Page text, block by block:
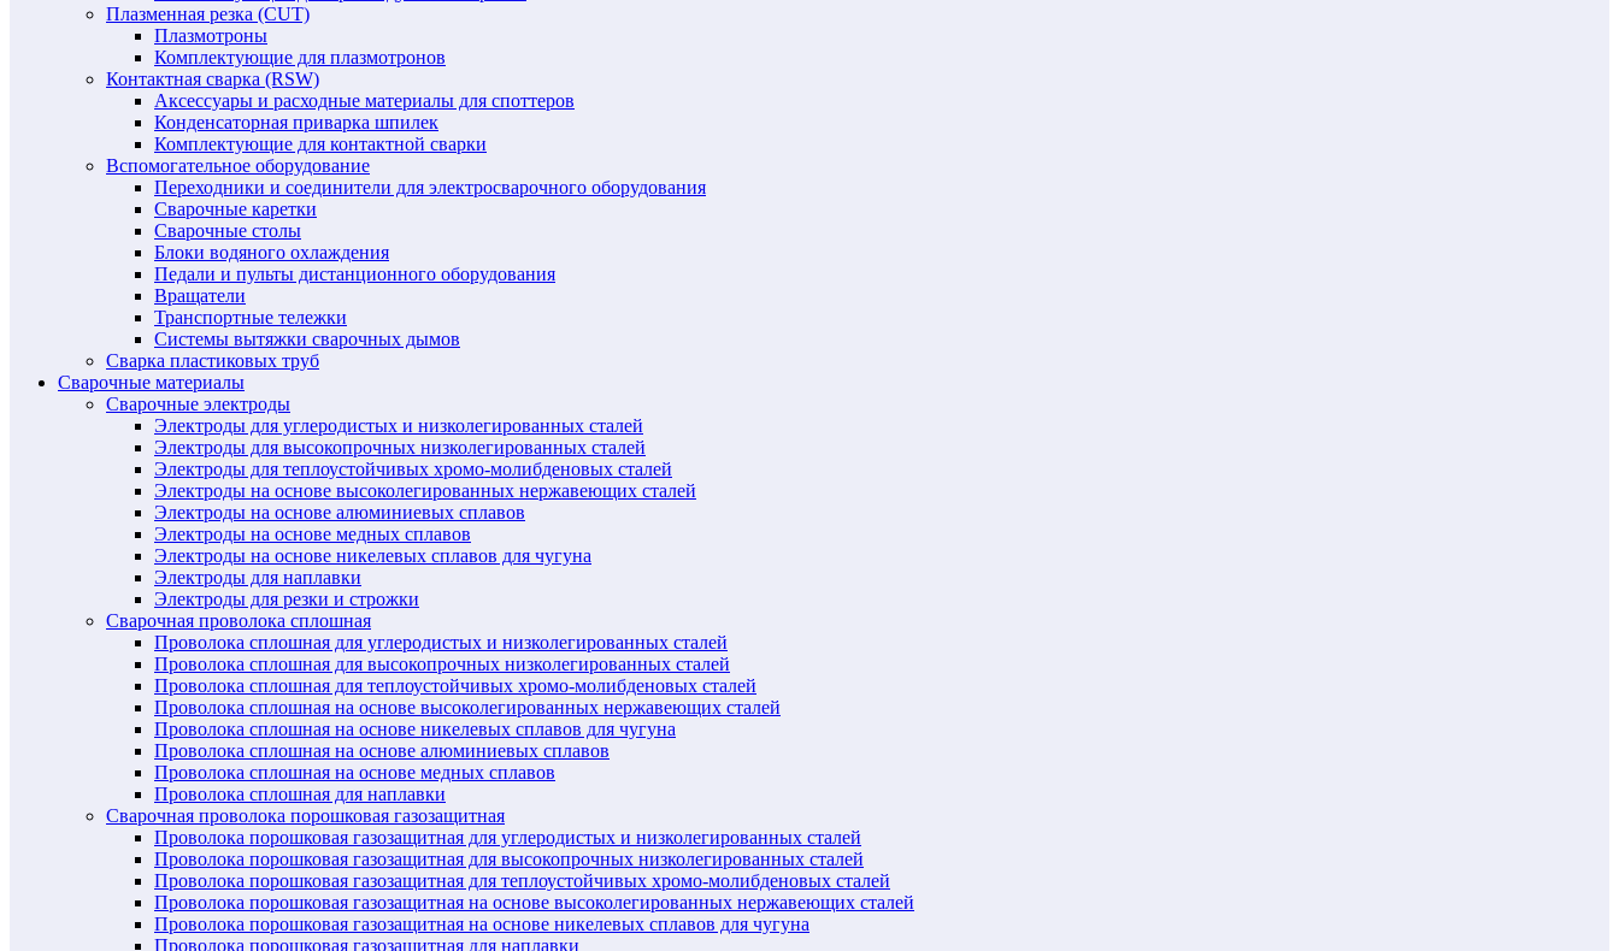
Плазменная резка (CUT)
Плазмотроны
Комплектующие для плазмотронов
Контактная сварка (RSW)
Аксессуары и расходные материалы для споттеров
Конденсаторная приварка шпилек
Комплектующие для контактной сварки
Вспомогательное оборудование
Переходники и соединители для электросварочного оборудования
Сварочные каретки
Сварочные столы
Блоки водяного охлаждения
Педали и пульты дистанционного оборудования
Вращатели
Транспортные тележки
Системы вытяжки сварочных дымов
Сварка пластиковых труб
Сварочные материалы
Сварочные электроды
Электроды для углеродистых и низколегированных сталей
Электроды для высокопрочных низколегированных сталей
Электроды для теплоустойчивых хромо-молибденовых сталей
Электроды на основе высоколегированных нержавеющих сталей
Электроды на основе алюминиевых сплавов
Электроды на основе медных сплавов
Электроды на основе никелевых сплавов для чугуна
Электроды для наплавки
Электроды для резки и строжки
Сварочная проволока сплошная
Проволока сплошная для углеродистых и низколегированных сталей
Проволока сплошная для высокопрочных низколегированных сталей
Проволока сплошная для теплоустойчивых хромо-молибденовых сталей
Проволока сплошная на основе высоколегированных нержавеющих сталей
Проволока сплошная на основе никелевых сплавов для чугуна
Проволока сплошная на основе алюминиевых сплавов
Проволока сплошная на основе медных сплавов
Проволока сплошная для наплавки
Сварочная проволока порошковая газозащитная
Проволока порошковая газозащитная для углеродистых и низколегированных сталей
Проволока порошковая газозащитная для высокопрочных низколегированных сталей
Проволока порошковая газозащитная для теплоустойчивых хромо-молибденовых сталей
Проволока порошковая газозащитная на основе высоколегированных нержавеющих сталей
Проволока порошковая газозащитная на основе никелевых сплавов для чугуна
Проволока порошковая газозащитная для наплавки